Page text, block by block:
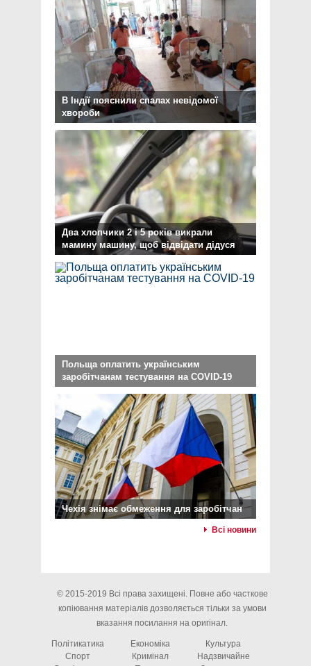
В Індії пояснили спалах невідомої
хвороби
Два хлопчики 2 і 5 років викрали
мамину машину, щоб відвідати дідуся
Польща оплатить українським
заробітчанам тестування на COVID-19
Чехія знімає обмеження для заробітчан
Всі новини
© 2015-2019 Всі права захищені. Повне або часткове
копіювання матеріалів дозволяється тільки за умови
вказання посилання на оригінал.
Політикатика Економіка
Культура
Спорт
Кримінал
Надзвичайне